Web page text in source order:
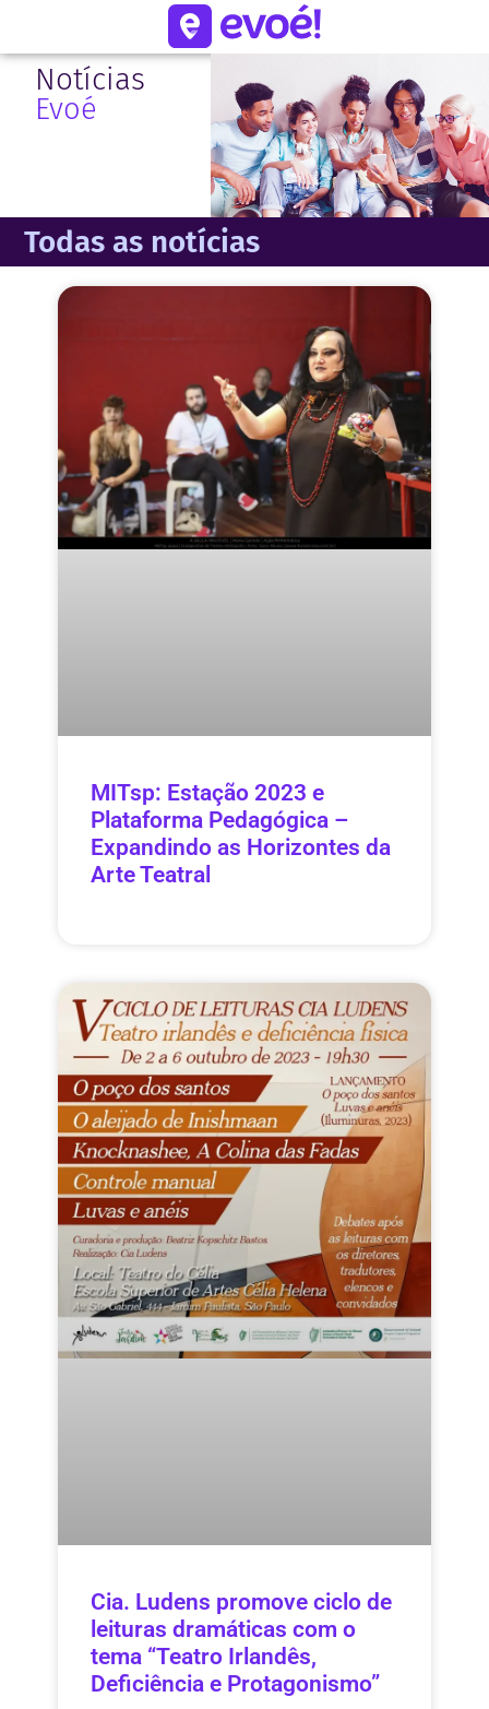
Notícias
Evoé
Todas as notícias
MITsp: Estação 2023 e
Plataforma Pedagógica –
Expandindo as Horizontes da
Arte Teatral
Cia. Ludens promove ciclo de
leituras dramáticas com o
tema “Teatro Irlandês,
Deficiência e Protagonismo”